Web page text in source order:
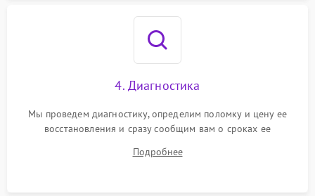
4. Диагностика
Мы проведем диагностику, определим поломку и цену ее
восстановления и сразу сообщим вам о сроках ее
Подробнее